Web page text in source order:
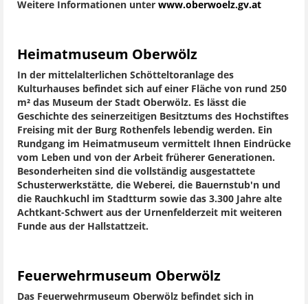
Weitere Informationen unter www.oberwoelz.gv.at
Heimatmuseum Oberwölz
In der mittelalterlichen Schötteltoranlage des
Kulturhauses befindet sich auf einer Fläche von rund 250
m² das Museum der Stadt Oberwölz. Es lässt die
Geschichte des seinerzeitigen Besitztums des Hochstiftes
Freising mit der Burg Rothenfels lebendig werden. Ein
Rundgang im Heimatmuseum vermittelt Ihnen Eindrücke
vom Leben und von der Arbeit früherer Generationen.
Besonderheiten sind die vollständig ausgestattete
Schusterwerkstätte, die Weberei, die Bauernstub'n und
die Rauchkuchl im Stadtturm sowie das 3.300 Jahre alte
Achtkant-Schwert aus der Urnenfelderzeit mit weiteren
Funde aus der Hallstattzeit.
Feuerwehrmuseum Oberwölz
Das Feuerwehrmuseum Oberwölz befindet sich in